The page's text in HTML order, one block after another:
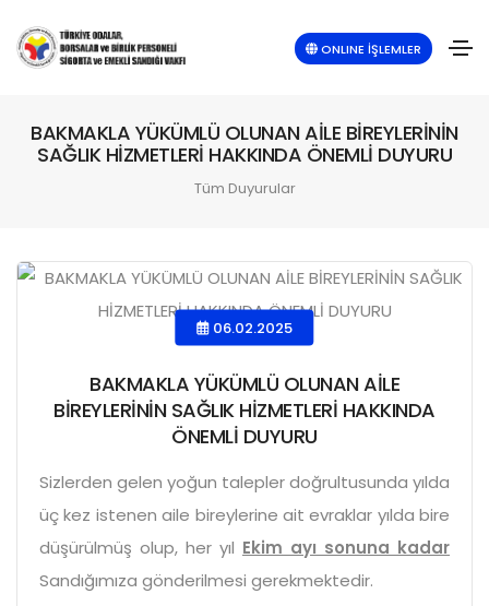
ONLINE İŞLEMLER
BAKMAKLA YÜKÜMLÜ OLUNAN AİLE BİREYLERİNİN
SAĞLIK HİZMETLERİ HAKKINDA ÖNEMLİ DUYURU
Tüm Duyurular
06.02.2025
BAKMAKLA YÜKÜMLÜ OLUNAN AİLE
BİREYLERİNİN SAĞLIK HİZMETLERİ HAKKINDA
ÖNEMLİ DUYURU
Sizlerden gelen yoğun talepler doğrultusunda yılda
üç kez istenen aile bireylerine ait evraklar yılda bire
düşürülmüş olup, her yıl Ekim ayı sonuna kadar
Sandığımıza gönderilmesi gerekmektedir.